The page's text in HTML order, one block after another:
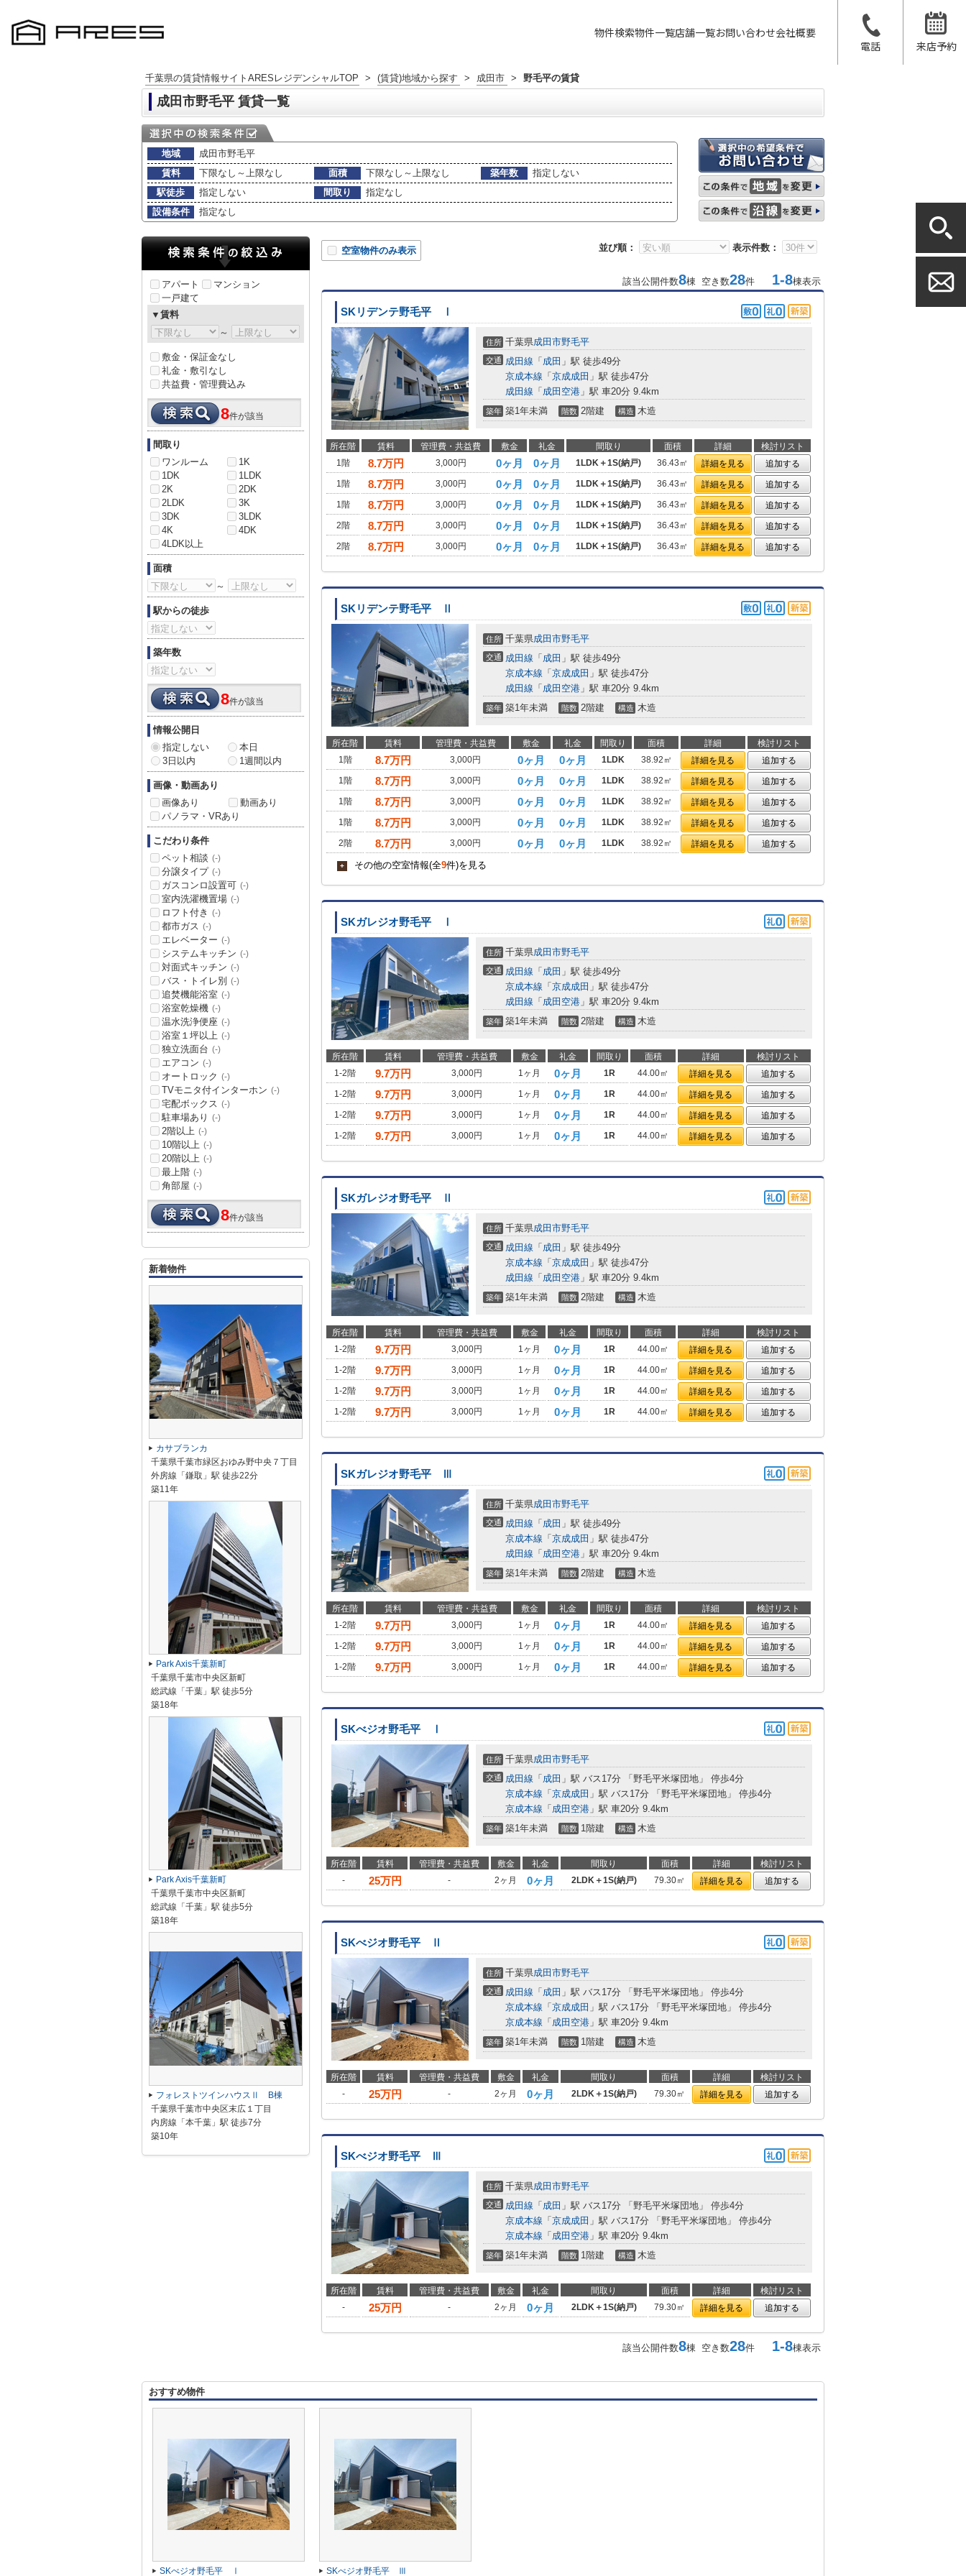
物件検索物件一覧店舗一覧お問い合わせ会社概要
電話
来店予約
千葉県の賃貸情報サイトARESレジデンシャルTOP > (賃貸)地域から探す > 成田市 > 野毛平の賃貸
成田市野毛平 賃貸一覧
地域
成田市野毛平
賃料
下限なし～上限なし 面積 下限なし～上限なし 築年数
指定しない
駅徒歩
指定しない 間取り
指定なし
設備条件
指定なし
並び順： 表示件数：
空室物件のみ表示
該当公開件数8棟 空き数28件 1-8棟表示
SKリデンテ野毛平 Ⅰ
住所 千葉県成田市野毛平
交通 成田線 「 成田 」駅 徒歩49分
京成本線 「 京成成田 」駅 徒歩47分
成田線 「 成田空港 」駅 車20分 9.4km
築年 築1年未満 階数 2階建 構造 木造
所在階 賃料 管理費・共益費 敷金 礼金 間取り 面積 詳細
検討リスト
1階
8.7万円 3,000円 0ヶ月 0ヶ月 1LDK＋1S(納戸) 36.43㎡ 詳細を見る
追加する
1階
8.7万円 3,000円 0ヶ月 0ヶ月 1LDK＋1S(納戸) 36.43㎡ 詳細を見る
追加する
1階
8.7万円 3,000円 0ヶ月 0ヶ月 1LDK＋1S(納戸) 36.43㎡ 詳細を見る
追加する
2階
8.7万円 3,000円 0ヶ月 0ヶ月 1LDK＋1S(納戸) 36.43㎡ 詳細を見る
追加する
2階
8.7万円 3,000円 0ヶ月 0ヶ月 1LDK＋1S(納戸) 36.43㎡ 詳細を見る 追加する
SKリデンテ野毛平 Ⅱ
住所 千葉県成田市野毛平
交通 成田線 「 成田 」駅 徒歩49分
京成本線 「 京成成田 」駅 徒歩47分
成田線 「 成田空港 」駅 車20分 9.4km
築年 築1年未満 階数 2階建 構造 木造
所在階 賃料 管理費・共益費 敷金 礼金 間取り 面積 詳細
検討リスト
1階
8.7万円 3,000円 0ヶ月 0ヶ月 1LDK 38.92㎡ 詳細を見る
追加する
1階
8.7万円 3,000円 0ヶ月 0ヶ月 1LDK 38.92㎡ 詳細を見る
追加する
1階
8.7万円 3,000円 0ヶ月 0ヶ月 1LDK 38.92㎡ 詳細を見る
追加する
1階
8.7万円 3,000円 0ヶ月 0ヶ月 1LDK 38.92㎡ 詳細を見る
追加する
2階
8.7万円 3,000円 0ヶ月 0ヶ月 1LDK 38.92㎡ 詳細を見る 追加する
+ その他の空室情報(全9件)を見る
SKガレジオ野毛平 Ⅰ
住所 千葉県成田市野毛平
交通 成田線 「 成田 」駅 徒歩49分
京成本線 「 京成成田 」駅 徒歩47分
成田線 「 成田空港 」駅 車20分 9.4km
築年 築1年未満 階数 2階建 構造 木造
所在階 賃料 管理費・共益費 敷金 礼金 間取り 面積 詳細
検討リスト
1-2階
9.7万円 3,000円 1ヶ月 0ヶ月 1R 44.00㎡ 詳細を見る
追加する
1-2階
9.7万円 3,000円 1ヶ月 0ヶ月 1R 44.00㎡ 詳細を見る
追加する
1-2階
9.7万円 3,000円 1ヶ月 0ヶ月 1R 44.00㎡ 詳細を見る
追加する
1-2階
9.7万円 3,000円 1ヶ月 0ヶ月 1R 44.00㎡ 詳細を見る 追加する
SKガレジオ野毛平 Ⅱ
住所 千葉県成田市野毛平
交通 成田線 「 成田 」駅 徒歩49分
京成本線 「 京成成田 」駅 徒歩47分
成田線 「 成田空港 」駅 車20分 9.4km
築年 築1年未満 階数 2階建 構造 木造
所在階 賃料 管理費・共益費 敷金 礼金 間取り 面積 詳細
検討リスト
1-2階
9.7万円 3,000円 1ヶ月 0ヶ月 1R 44.00㎡ 詳細を見る
追加する
1-2階
9.7万円 3,000円 1ヶ月 0ヶ月 1R 44.00㎡ 詳細を見る
追加する
1-2階
9.7万円 3,000円 1ヶ月 0ヶ月 1R 44.00㎡ 詳細を見る
追加する
1-2階
9.7万円 3,000円 1ヶ月 0ヶ月 1R 44.00㎡ 詳細を見る 追加する
SKガレジオ野毛平 Ⅲ
住所 千葉県成田市野毛平
交通 成田線 「 成田 」駅 徒歩49分
京成本線 「 京成成田 」駅 徒歩47分
成田線 「 成田空港 」駅 車20分 9.4km
築年 築1年未満 階数 2階建 構造 木造
所在階 賃料 管理費・共益費 敷金 礼金 間取り 面積 詳細
検討リスト
1-2階
9.7万円 3,000円 1ヶ月 0ヶ月 1R 44.00㎡ 詳細を見る
追加する
1-2階
9.7万円 3,000円 1ヶ月 0ヶ月 1R 44.00㎡ 詳細を見る
追加する
1-2階
9.7万円 3,000円 1ヶ月 0ヶ月 1R 44.00㎡ 詳細を見る 追加する
SKべジオ野毛平 Ⅰ
住所 千葉県成田市野毛平
交通 成田線 「 成田 」駅 バス17分 「野毛平米塚団地」 停歩4分
京成本線 「 京成成田 」駅 バス17分 「野毛平米塚団地」 停歩4分
京成本線 「 成田空港 」駅 車20分 9.4km
築年 築1年未満 階数 1階建 構造 木造
所在階 賃料 管理費・共益費 敷金 礼金 間取り 面積 詳細
検討リスト
-
25万円 - 2ヶ月 0ヶ月 2LDK＋1S(納戸) 79.30㎡ 詳細を見る 追加する
SKべジオ野毛平 Ⅱ
住所 千葉県成田市野毛平
交通 成田線 「 成田 」駅 バス17分 「野毛平米塚団地」 停歩4分
京成本線 「 京成成田 」駅 バス17分 「野毛平米塚団地」 停歩4分
京成本線 「 成田空港 」駅 車20分 9.4km
築年 築1年未満 階数 1階建 構造 木造
所在階 賃料 管理費・共益費 敷金 礼金 間取り 面積 詳細
検討リスト
-
25万円 - 2ヶ月 0ヶ月 2LDK＋1S(納戸) 79.30㎡ 詳細を見る 追加する
SKべジオ野毛平 Ⅲ
住所 千葉県成田市野毛平
交通 成田線 「 成田 」駅 バス17分 「野毛平米塚団地」 停歩4分
京成本線 「 京成成田 」駅 バス17分 「野毛平米塚団地」 停歩4分
京成本線 「 成田空港 」駅 車20分 9.4km
築年 築1年未満 階数 1階建 構造 木造
所在階 賃料 管理費・共益費 敷金 礼金 間取り 面積 詳細
検討リスト
-
25万円 - 2ヶ月 0ヶ月 2LDK＋1S(納戸) 79.30㎡ 詳細を見る 追加する
該当公開件数8棟 空き数28件 1-8棟表示
アパート
マンション
一戸建て
▼賃料
～
敷金・保証金なし
礼金・敷引なし
共益費・管理費込み
8件が該当
間取り
ワンルーム
1K
1DK
1LDK
2K
2DK
2LDK
3K
3DK
3LDK
4K
4DK
4LDK以上
面積
～
駅からの徒歩
築年数
8件が該当
情報公開日
指定しない
本日
3日以内
1週間以内
画像・動画あり
画像あり
動画あり
パノラマ・VRあり
こだわり条件
ペット相談 (-)
分譲タイプ (-)
ガスコンロ設置可 (-)
室内洗濯機置場 (-)
ロフト付き (-)
都市ガス (-)
エレベーター (-)
システムキッチン (-)
対面式キッチン (-)
バス・トイレ別 (-)
追焚機能浴室 (-)
浴室乾燥機 (-)
温水洗浄便座 (-)
浴室１坪以上 (-)
独立洗面台 (-)
エアコン (-)
オートロック (-)
TVモニタ付インターホン (-)
宅配ボックス (-)
駐車場あり (-)
2階以上 (-)
10階以上 (-)
20階以上 (-)
最上階 (-)
角部屋 (-)
8件が該当
新着物件
カサブランカ
千葉県千葉市緑区おゆみ野中央７丁目
外房線「鎌取」駅 徒歩22分
築11年
Park Axis千葉新町
千葉県千葉市中央区新町
総武線「千葉」駅 徒歩5分
築18年
Park Axis千葉新町
千葉県千葉市中央区新町
総武線「千葉」駅 徒歩5分
築18年
フォレストツインハウスⅡ B棟
千葉県千葉市中央区末広１丁目
内房線「本千葉」駅 徒歩7分
築10年
おすすめ物件
SKべジオ野毛平 Ⅰ SKべジオ野毛平 Ⅲ